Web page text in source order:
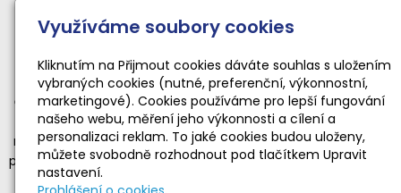
Národní sportovní agentura • Karlovarský kraj • Statutární
město Karlovy Vary
Činnost TopGym Karlovy Vary pro rok 2026 byla podpořena
dotací Národní sportovní agentury ve výši 169 100 Kč
na zabezpečení sportovní, tělovýchovné a organizační funkce
příjemce dotace realizující sportovní aktivity dětí a mládeže ve
věku od 4 do 19 let v souladu s platnými a registrovanými
Využíváme soubory cookies
Kliknutím na Přijmout cookies dáváte souhlas s uložením
vybraných cookies (nutné, preferenční, výkonnostní,
marketingové). Cookies používáme pro lepší fungování
našeho webu, měření jeho výkonnosti a cílení a
personalizaci reklam. To jaké cookies budou uloženy,
můžete svobodně rozhodnout pod tlačítkem Upravit
nastavení.